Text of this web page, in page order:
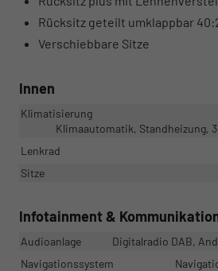
Rücksitz geteilt umklappbar
Verschiebbare Sitze
Innen
Klimatisierung
Klimaautomatik, Standheizung,
Lenkrad
Sitze
Infotainment &
Audioanlage
Digitalradio DAB,
Navigationssystem